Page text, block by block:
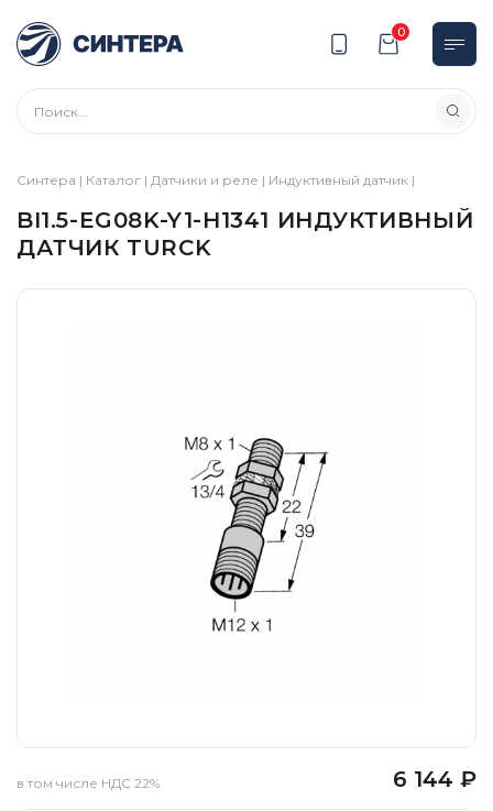
0
Синтера | Каталог | Датчики и реле | Индуктивный датчик |
BI1.5-EG08K-Y1-H1341 ИНДУКТИВНЫЙ
ДАТЧИК TURCK
6 144 ₽
в том числе НДС 22%